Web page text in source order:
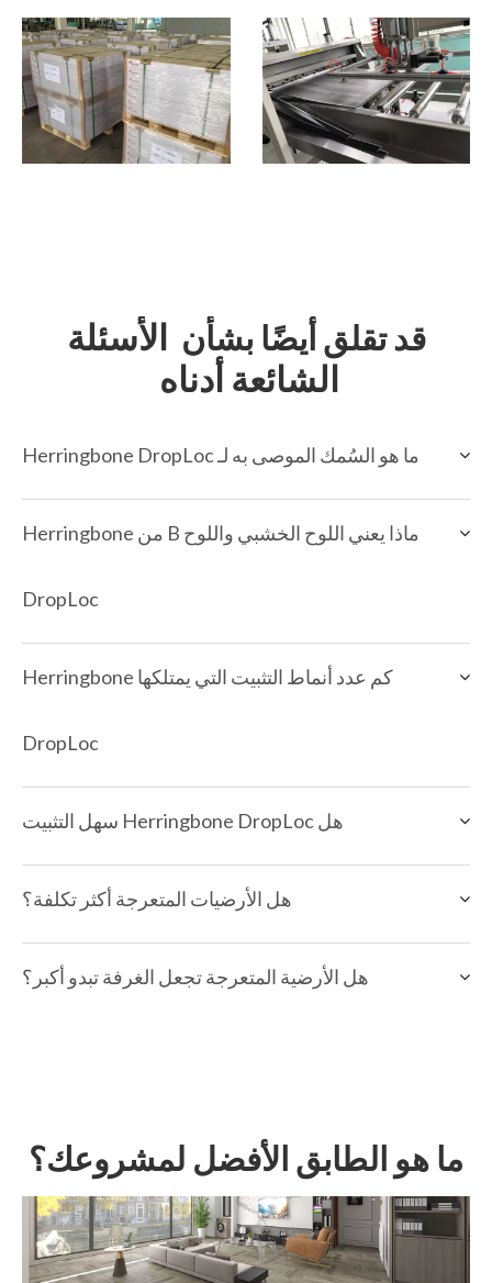
قد تقلق أيضًا بشأن الأسئلة
الشائعة أدناه
ما هو السُمك الموصى به لـ Herringbone DropLoc
ماذا يعني اللوح الخشبي واللوح B من Herringbone
DropLoc
كم عدد أنماط التثبيت التي يمتلكها Herringbone
DropLoc
هل Herringbone DropLoc سهل التثبيت
هل الأرضيات المتعرجة أكثر تكلفة؟
هل الأرضية المتعرجة تجعل الغرفة تبدو أكبر؟
ما هو الطابق الأفضل لمشروعك؟